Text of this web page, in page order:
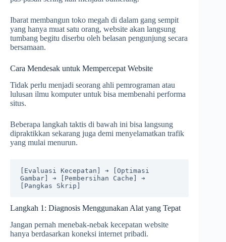
Ibarat membangun toko megah di dalam gang sempit
yang hanya muat satu orang, website akan langsung
tumbang begitu diserbu oleh belasan pengunjung secara
bersamaan.
Cara Mendesak untuk Mempercepat Website
Tidak perlu menjadi seorang ahli pemrograman atau
lulusan ilmu komputer untuk bisa membenahi performa
situs.
Beberapa langkah taktis di bawah ini bisa langsung
dipraktikkan sekarang juga demi menyelamatkan trafik
yang mulai menurun.
[Evaluasi Kecepatan] ➔ [Optimasi
Gambar] ➔ [Pembersihan Cache] ➔
Langkah 1: Diagnosis Menggunakan Alat yang Tepat
Jangan pernah menebak-nebak kecepatan website
hanya berdasarkan koneksi internet pribadi.